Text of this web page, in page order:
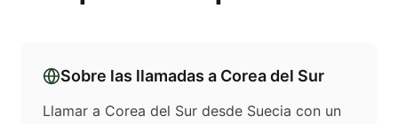
Sobre las llamadas a Corea del Sur
Llamar a Corea del Sur desde Suecia con un